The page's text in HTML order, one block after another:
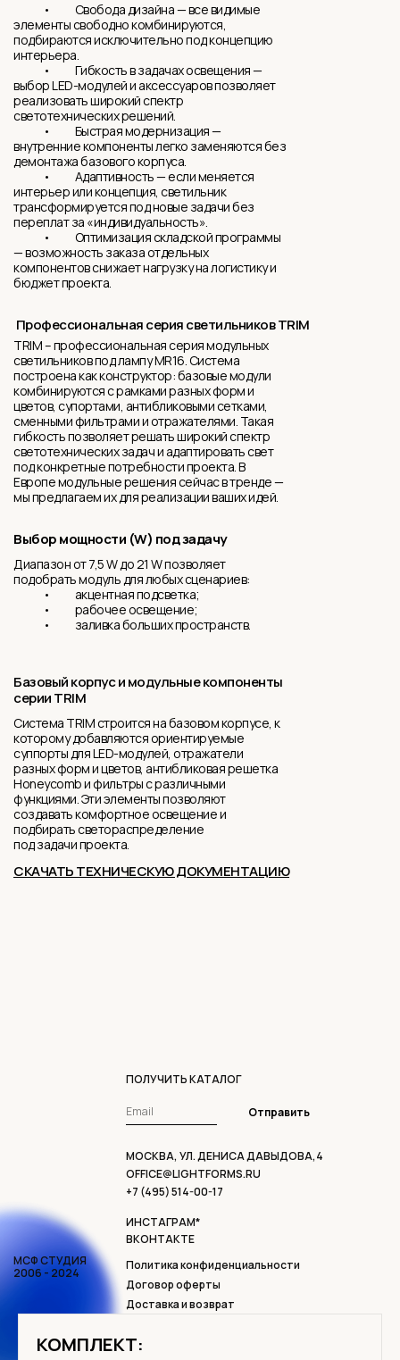
КОМПЛЕКТ:
СКАЧАТЬ ТЕХНИЧЕСКУЮ ДОКУМЕНТАЦИЮ
• Свобода дизайна — все видимые
элементы свободно комбинируются,
подбираются исключительно под концепцию
интерьера.
• Гибкость в задачах освещения —
выбор LED-модулей и аксессуаров позволяет
реализовать широкий спектр
светотехнических решений.
• Быстрая модернизация —
внутренние компоненты легко заменяются без
демонтажа базового корпуса.
• Адаптивность — если меняется
интерьер или концепция, светильник
трансформируется под новые задачи без
переплат за «индивидуальность».
• Оптимизация складской программы
— возможность заказа отдельных
компонентов снижает нагрузку на логистику и
бюджет проекта.
Выбор мощности (W) под задачу
TRIM – профессиональная серия модульных
светильников под лампу MR16. Система
построена как конструктор: базовые модули
комбинируются с рамками разных форм и
цветов, супортами, антибликовыми сетками,
сменными фильтрами и отражателями. Такая
гибкость позволяет решать широкий спектр
светотехнических задач и адаптировать свет
под конкретные потребности проекта. В
Европе модульные решения сейчас в тренде —
мы предлагаем их для реализации ваших идей.
Базовый корпус и модульные компоненты
серии TRIM
Профессиональная серия светильников TRIM
Диапазон от 7,5 W до 21 W позволяет
подобрать модуль для любых сценариев:
• акцентная подсветка;
• рабочее освещение;
• заливка больших пространств.
Система TRIM строится на базовом корпусе, к
которому добавляются ориентируемые
суппорты для LED-модулей, отражатели
разных форм и цветов, антибликовая решетка
Honeycomb и фильтры с различными
функциями. Эти элементы позволяют
создавать комфортное освещение и
подбирать светораспределение
под задачи проекта.
МСФ СТУДИЯ
2006 - 2024
МОСКВА, УЛ. ДЕНИСА ДАВЫДОВА,4
ПОЛУЧИТЬ КАТАЛОГ
ИНСТАГРАМ*
ВКОНТАКТЕ
+7 (495) 514-00-17
OFFICE@LIGHTFORMS.RU
Отправить
PLATFORMS INC, INSTAGRAM И FACEBOOK
ЗАПРЕЩЕНА В РОССИИ.
Политика конфиденциальности
Договор оферты
Доставка и возврат